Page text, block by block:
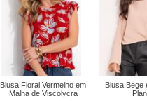
Blusa Floral Vermelho em
Malha de Viscolycra
Blusa Bege